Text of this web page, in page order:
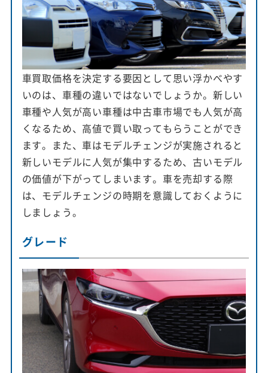
車買取価格を決定する要因として思い浮かべやす
いのは、車種の違いではないでしょうか。新しい
車種や人気が高い車種は中古車市場でも人気が高
くなるため、高値で買い取ってもらうことができ
ます。また、車はモデルチェンジが実施されると
新しいモデルに人気が集中するため、古いモデル
の価値が下がってしまいます。車を売却する際
は、モデルチェンジの時期を意識しておくように
しましょう。
グレード